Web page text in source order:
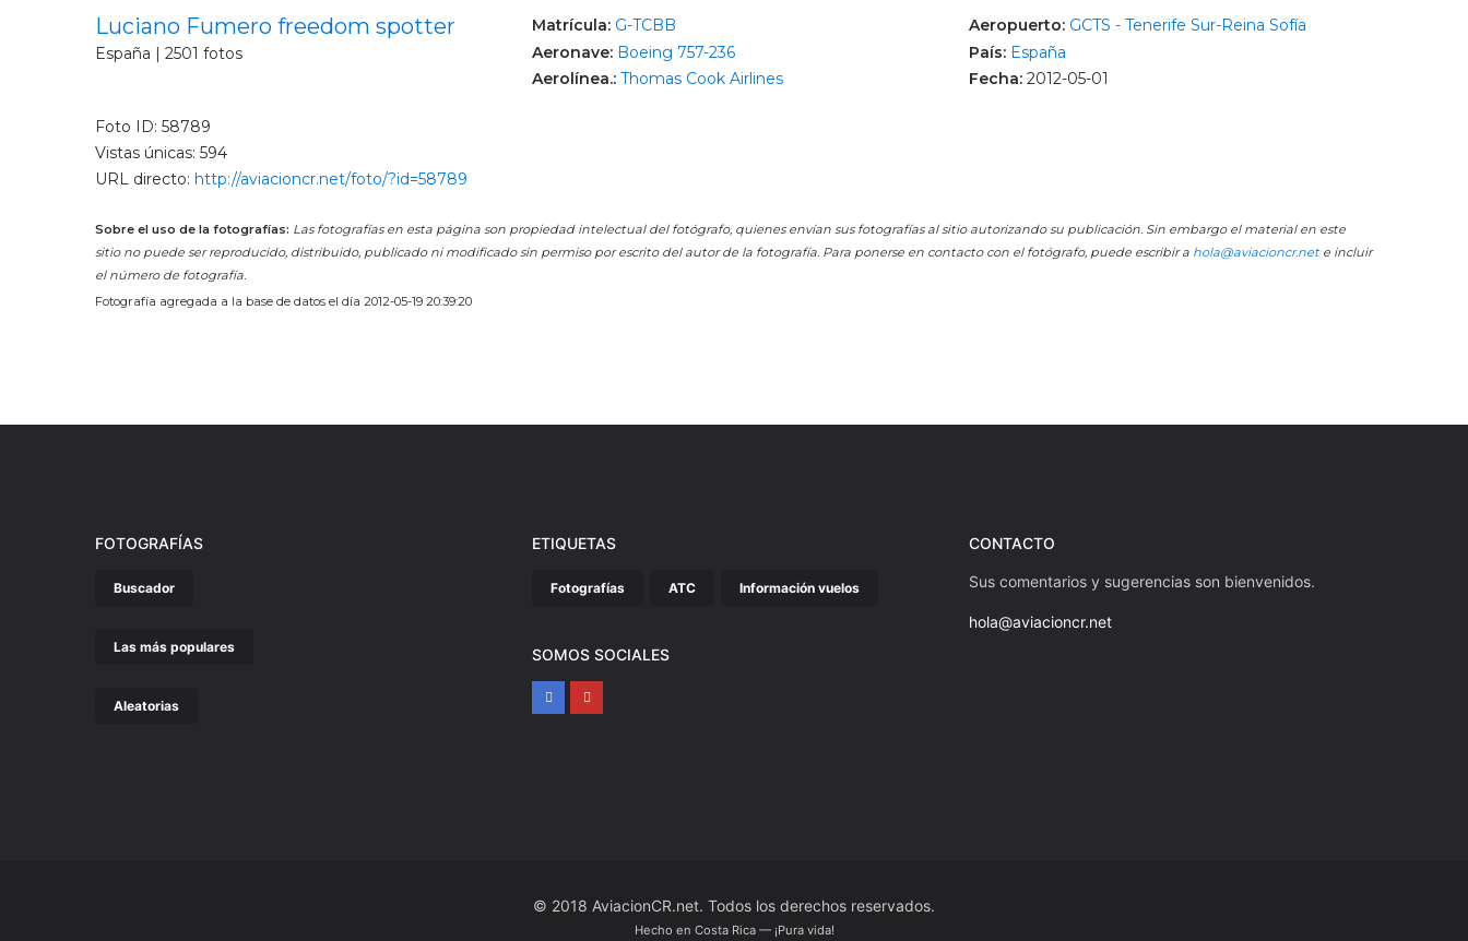
Luciano Fumero freedom spotter
España | 2501 fotos
Matrícula: G-TCBB
Aeronave: Boeing 757-236
Aerolínea.: Thomas Cook Airlines
Aeropuerto: GCTS - Tenerife Sur-Reina Sofía
País: España
Fecha: 2012-05-01
Foto ID: 58789
Vistas únicas: 594
URL directo: http://aviacioncr.net/foto/?id=58789
Sobre el uso de la fotografías: Las fotografías en esta página son propiedad intelectual del fotógrafo, quienes envían sus fotografías al sitio autorizando su publicación. Sin embargo el material en este
sitio no puede ser reproducido, distribuido, publicado ni modificado sin permiso por escrito del autor de la fotografía. Para ponerse en contacto con el fotógrafo, puede escribir a hola@aviacioncr.nete incluir
el número de fotografía.
Fotografía agregada a la base de datos el día 2012-05-19 20:39:20
FOTOGRAFÍAS
Buscador
Las más populares
Aleatorias
ETIQUETAS
Fotografías ATC Información vuelos
SOMOS SOCIALES
CONTACTO
Sus comentarios y sugerencias son bienvenidos.
hola@aviacioncr.net
© 2018 AviacionCR.net. Todos los derechos reservados.
Hecho en Costa Rica — ¡Pura vida!